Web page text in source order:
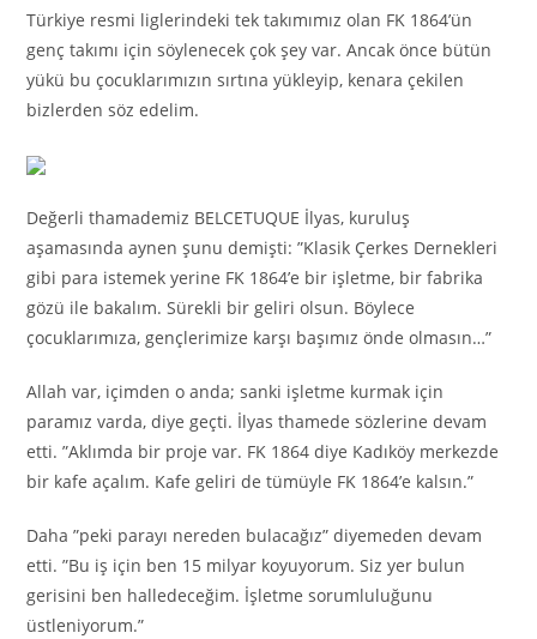
Türkiye resmi liglerindeki tek takımımız olan FK 1864’ün
genç takımı için söylenecek çok şey var. Ancak önce bütün
yükü bu çocuklarımızın sırtına yükleyip, kenara çekilen
bizlerden söz edelim.
Değerli thamademiz BELCETUQUE İlyas, kuruluş
aşamasında aynen şunu demişti: ”Klasik Çerkes Dernekleri
gibi para istemek yerine FK 1864’e bir işletme, bir fabrika
gözü ile bakalım. Sürekli bir geliri olsun. Böylece
çocuklarımıza, gençlerimize karşı başımız önde olmasın…”
Allah var, içimden o anda; sanki işletme kurmak için
paramız varda, diye geçti. İlyas thamede sözlerine devam
etti. ”Aklımda bir proje var. FK 1864 diye Kadıköy merkezde
bir kafe açalım. Kafe geliri de tümüyle FK 1864’e kalsın.”
Daha ”peki parayı nereden bulacağız” diyemeden devam
etti. ”Bu iş için ben 15 milyar koyuyorum. Siz yer bulun
gerisini ben halledeceğim. İşletme sorumluluğunu
üstleniyorum.”